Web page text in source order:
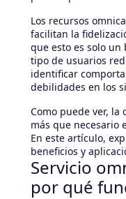
Los recursos
facilitan la
que esto es solo
tipo de usuarios
identificar
debilidades en los
Como puede ver,
más que necesario
En este artículo,
beneficios y
Servicio
por qué